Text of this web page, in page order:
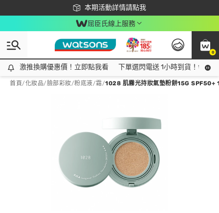
本期活動詳情請點我
下載app最高回饋$350
屈臣氏線上服務
0
激推換購優惠價！立即點我看
激推換購優惠價！立即點我看 下單選閃電送 1小時到貨！領神
首頁/化妝品/臉部彩妝/粉底液/霜/1028 肌霧光持妝氣墊粉餅15G SPF50+